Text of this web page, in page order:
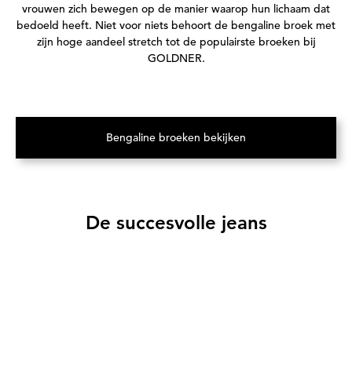
vrouwen zich bewegen op de manier waarop hun lichaam dat
bedoeld heeft. Niet voor niets behoort de bengaline broek met
zijn hoge aandeel stretch tot de populairste broeken bij
GOLDNER.
Bengaline broeken bekijken(Opent in een nieuw tabblad)
De succesvolle jeans